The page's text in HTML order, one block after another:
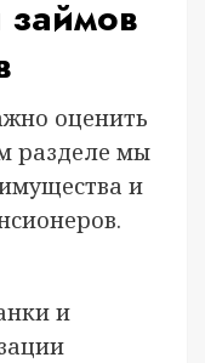
оценить
разделе мы
и
и